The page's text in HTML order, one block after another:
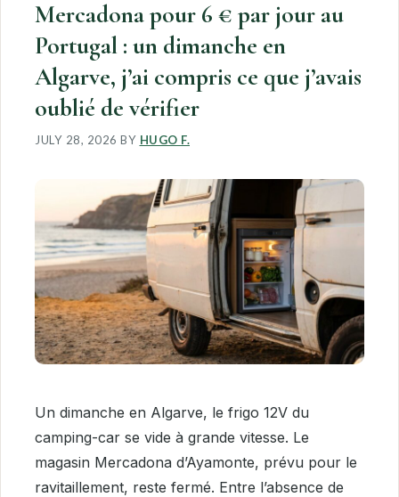
Mercadona pour 6 € par jour au
Portugal : un dimanche en
Algarve, j’ai compris ce que j’avais
oublié de vérifier
JULY 28, 2026 BY HUGO F.
Un dimanche en Algarve, le frigo 12V du
camping-car se vide à grande vitesse. Le
magasin Mercadona d’Ayamonte, prévu pour le
ravitaillement, reste fermé. Entre l’absence de